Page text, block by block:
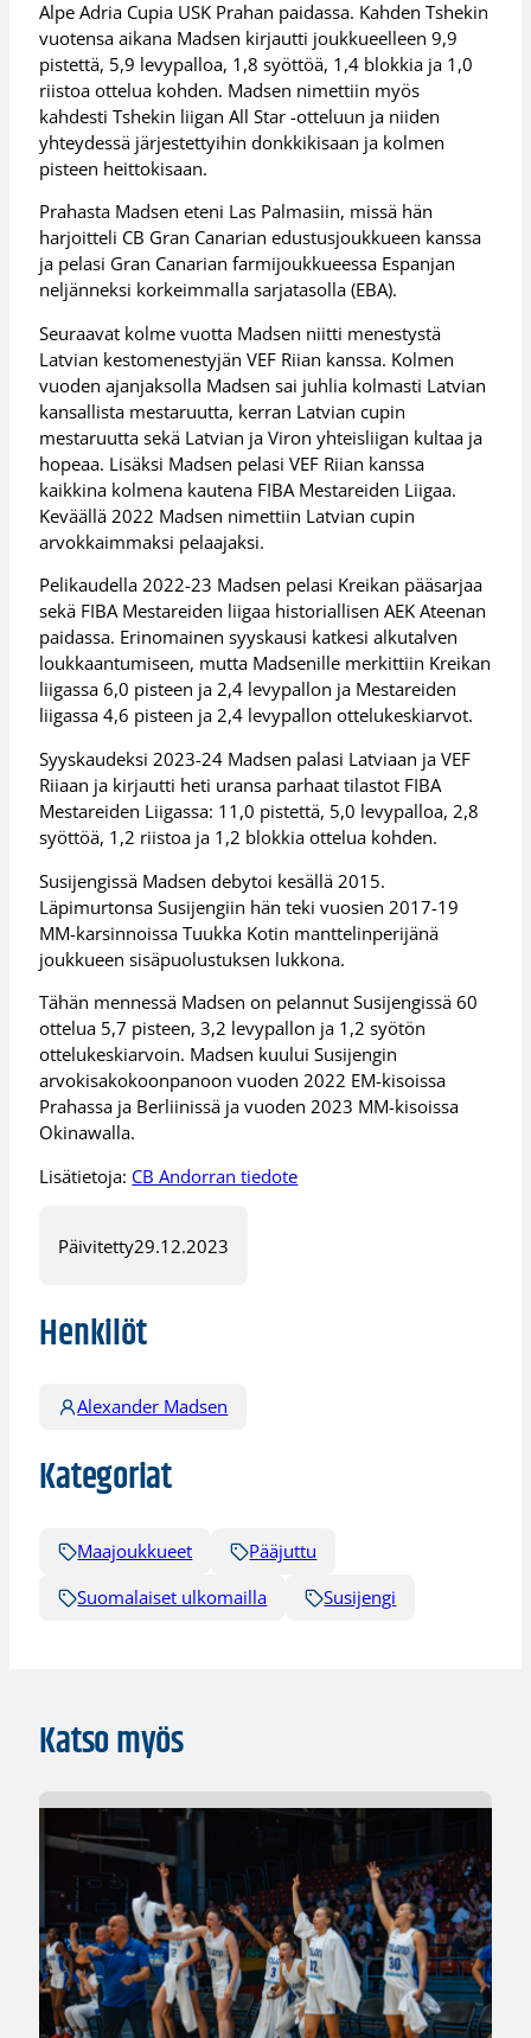
Alpe Adria Cupia USK Prahan paidassa. Kahden Tshekin
vuotensa aikana Madsen kirjautti joukkueelleen 9,9
pistettä, 5,9 levypalloa, 1,8 syöttöä, 1,4 blokkia ja 1,0
riistoa ottelua kohden. Madsen nimettiin myös
kahdesti Tshekin liigan All Star -otteluun ja niiden
yhteydessä järjestettyihin donkkikisaan ja kolmen
pisteen heittokisaan.
Prahasta Madsen eteni Las Palmasiin, missä hän
harjoitteli CB Gran Canarian edustusjoukkueen kanssa
ja pelasi Gran Canarian farmijoukkueessa Espanjan
neljänneksi korkeimmalla sarjatasolla (EBA).
Seuraavat kolme vuotta Madsen niitti menestystä
Latvian kestomenestyjän VEF Riian kanssa. Kolmen
vuoden ajanjaksolla Madsen sai juhlia kolmasti Latvian
kansallista mestaruutta, kerran Latvian cupin
mestaruutta sekä Latvian ja Viron yhteisliigan kultaa ja
hopeaa. Lisäksi Madsen pelasi VEF Riian kanssa
kaikkina kolmena kautena FIBA Mestareiden Liigaa.
Keväällä 2022 Madsen nimettiin Latvian cupin
arvokkaimmaksi pelaajaksi.
Pelikaudella 2022-23 Madsen pelasi Kreikan pääsarjaa
sekä FIBA Mestareiden liigaa historiallisen AEK Ateenan
paidassa. Erinomainen syyskausi katkesi alkutalven
loukkaantumiseen, mutta Madsenille merkittiin Kreikan
liigassa 6,0 pisteen ja 2,4 levypallon ja Mestareiden
liigassa 4,6 pisteen ja 2,4 levypallon ottelukeskiarvot.
Syyskaudeksi 2023-24 Madsen palasi Latviaan ja VEF
Riiaan ja kirjautti heti uransa parhaat tilastot FIBA
Mestareiden Liigassa: 11,0 pistettä, 5,0 levypalloa, 2,8
syöttöä, 1,2 riistoa ja 1,2 blokkia ottelua kohden.
Susijengissä Madsen debytoi kesällä 2015.
Läpimurtonsa Susijengiin hän teki vuosien 2017-19
MM-karsinnoissa Tuukka Kotin manttelinperijänä
joukkueen sisäpuolustuksen lukkona.
Tähän mennessä Madsen on pelannut Susijengissä 60
ottelua 5,7 pisteen, 3,2 levypallon ja 1,2 syötön
ottelukeskiarvoin. Madsen kuului Susijengin
arvokisakokoonpanoon vuoden 2022 EM-kisoissa
Prahassa ja Berliinissä ja vuoden 2023 MM-kisoissa
Okinawalla.
Lisätietoja: CB Andorran tiedote
Päivitetty29.12.2023
Henkilöt
Alexander Madsen
Kategoriat
Maajoukkueet
Pääjuttu
Suomalaiset ulkomailla
Susijengi
Katso myös